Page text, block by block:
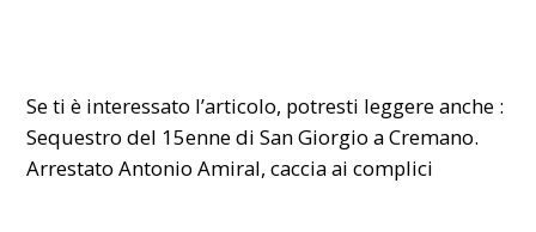
Se ti è interessato l’articolo, potresti leggere anche :
Sequestro del 15enne di San Giorgio a Cremano.
Arrestato Antonio Amiral, caccia ai complici